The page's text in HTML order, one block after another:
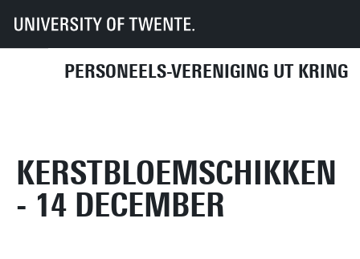
PERSONEELS-VERENIGING UT KRING
UT UT-Kring Archief
Fotoalbum 2015
Kerstbloemschikken - 14 december
KERSTBLOEMSCHIKKEN
- 14 DECEMBER
DIRECT NAAR KOMENDE ACTIVITEITEN